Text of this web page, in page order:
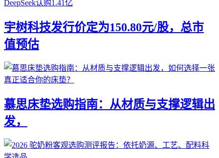
宇树科技发行价定为150.80元/股，总市
值预估
慕思床垫选购指南：从材质与支撑逻辑出
发，